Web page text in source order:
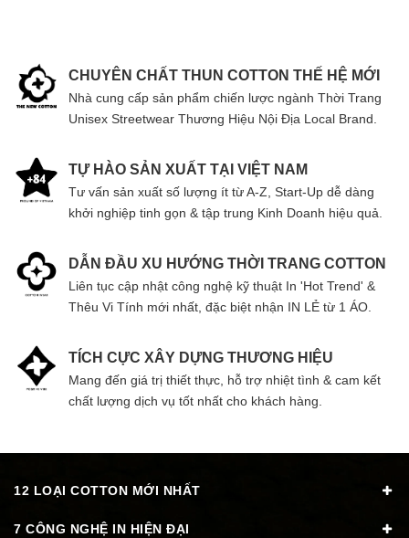
CHUYÊN CHẤT THUN COTTON THẾ HỆ MỚI
Nhà cung cấp sản phẩm chiến lược ngành Thời Trang
Unisex Streetwear Thương Hiệu Nội Địa Local Brand.
TỰ HÀO SẢN XUẤT TẠI VIỆT NAM
Tư vấn sản xuất số lượng ít từ A-Z, Start-Up dễ dàng
khởi nghiệp tinh gọn & tập trung Kinh Doanh hiệu quả.
DẪN ĐẦU XU HƯỚNG THỜI TRANG COTTON
Liên tục cập nhật công nghệ kỹ thuật In 'Hot Trend' &
Thêu Vi Tính mới nhất, đặc biệt nhận IN LẺ từ 1 ÁO.
TÍCH CỰC XÂY DỰNG THƯƠNG HIỆU
Mang đến giá trị thiết thực, hỗ trợ nhiệt tình & cam kết
chất lượng dịch vụ tốt nhất cho khách hàng.
12 LOẠI COTTON MỚI NHẤT
7 CÔNG NGHỆ IN HIỆN ĐẠI